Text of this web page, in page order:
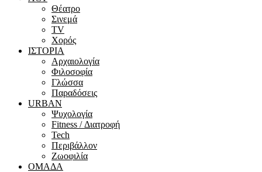
Θέατρο
Σινεμά
ΤV
Χορός
ΙΣΤΟΡΙΑ
Αρχαιολογία
Φιλοσοφία
Γλώσσα
Παραδόσεις
URBAN
Ψυχολογία
Fitness / Διατροφή
Tech
Περιβάλλον
Ζωοφιλία
ΟΜΑΔΑ